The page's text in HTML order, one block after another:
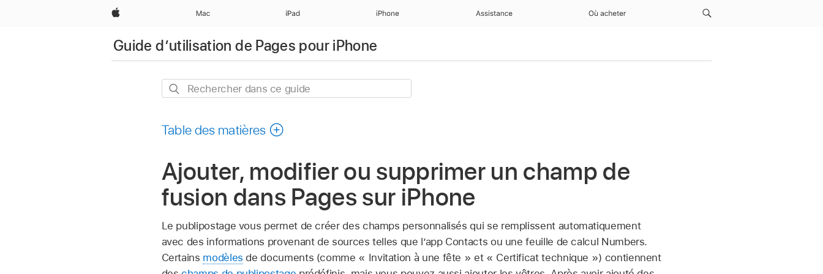
Apple Mac iPad iPhone Assistance Où acheter
Guide d’utilisation de Pages pour iPhone
Rechercher
guide
Table des matières
Ajouter, modifier ou supprimer un champ de
fusion dans Pages sur iPhone
Le publipostage vous permet de créer des champs personnalisés qui se remplissent automatiquement
avec des informations provenant de sources telles que l’app Contacts ou une feuille de calcul Numbers.
Certains modèles de documents (comme « Invitation à une fête » et « Certificat technique ») contiennent